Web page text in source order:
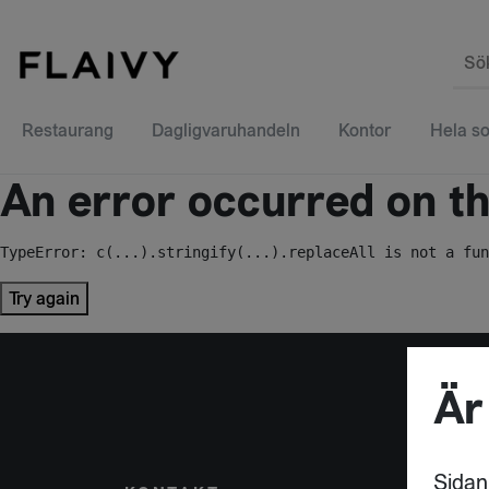
Restaurang Dagligvaruhandeln Kontor Hela
An error occurred on
TypeError: c(...).stringify(...).replaceAll is not a
Try again